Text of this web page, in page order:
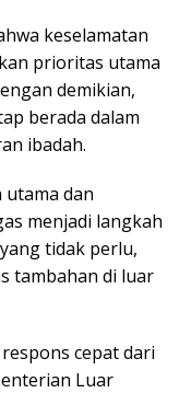
keselamatan
prioritas utama
demikian,
berada dalam
ibadah.
dan
menjadi langkah
tidak perlu,
tambahan di luar
cepat dari
Luar